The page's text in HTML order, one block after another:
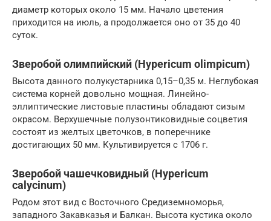
диаметр которых около 15 мм. Начало цветения
приходится на июль, а продолжается оно от 35 до 40
суток.
Зверобой олимпийский (Hypericum olimpicum)
Высота данного полукустарника 0,15–0,35 м. Неглубокая
система корней довольно мощная. Линейно-
эллиптические листовые пластины обладают сизым
окрасом. Верхушечные полузонтиковидные соцветия
состоят из желтых цветочков, в поперечнике
достигающих 50 мм. Культивируется с 1706 г.
Зверобой чашечковидный (Hypericum
calycinum)
Родом этот вид с Восточного Средиземноморья,
западного Закавказья и Балкан. Высота кустика около